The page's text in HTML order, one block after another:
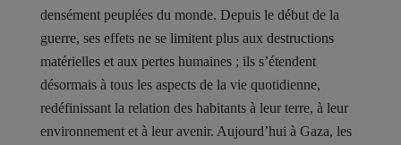
densément peuplées du monde. Depuis le début de la
guerre, ses effets ne se limitent plus aux destructions
matérielles et aux pertes humaines ; ils s’étendent
désormais à tous les aspects de la vie quotidienne,
redéfinissant la relation des habitants à leur terre, à leur
environnement et à leur avenir. Aujourd’hui à Gaza, les